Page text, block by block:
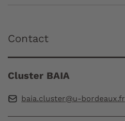
Contact
Cluster BAIA
baia.cluster@u-bordeaux.fr